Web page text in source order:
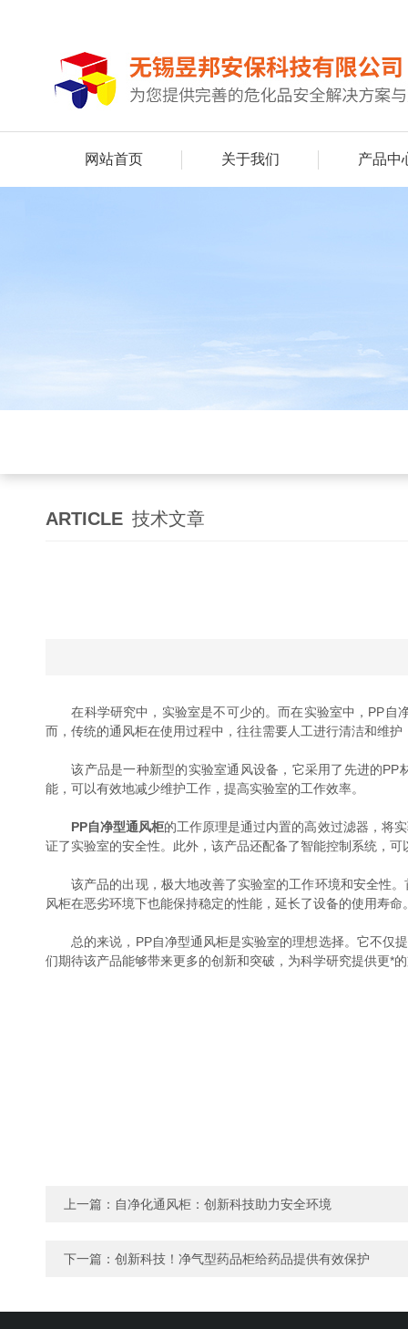
网站首页 关于我们 产品中
ARTICLE 技术文章
在科学研究中，实验室是不可少的。而在实验室中，PP自
而，传统的通风柜在使用过程中，往往需要人工进行清洁和维
该产品是一种新型的实验室通风设备，它采用了先进的PP
能，可以有效地减少维护工作，提高实验室的工作效率。
PP自净型通风柜的工作原理是通过内置的高效过滤器，将
证了实验室的安全性。此外，该产品还配备了智能控制系统，
该产品的出现，极大地改善了实验室的工作环境和安全性。
风柜在恶劣环境下也能保持稳定的性能，延长了设备的使用寿
总的来说，PP自净型通风柜是实验室的理想选择。它不仅提
们期待该产品能够带来更多的创新和突破，为科学研究提供更*
上一篇： 自净化通风柜：创新科技助力安全环境
下一篇： 创新科技！净气型药品柜给药品提供有效保护